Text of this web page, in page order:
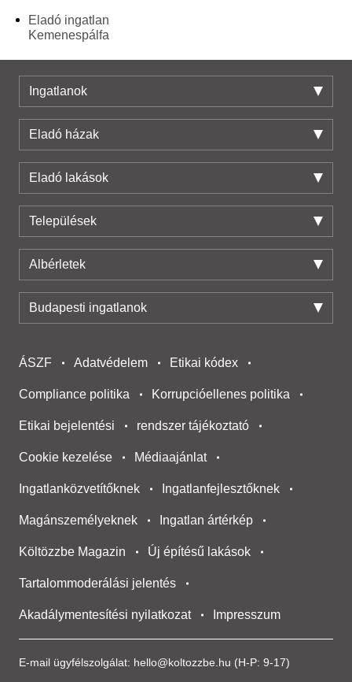
Eladó ingatlan
Kemenespálfa
Ingatlanok
Eladó házak
Eladó lakások
Települések
Albérletek
Budapesti ingatlanok
E-mail ügyfélszolgálat: hello@koltozzbe.hu (H-P: 9-17)
ÁSZF Adatvédelem Etikai kódex
Compliance politika Korrupcióellenes politika
Etikai bejelentési rendszer tájékoztató
Cookie kezelése Médiaajánlat
Ingatlanközvetítőknek Ingatlanfejlesztőknek
Magánszemélyeknek Ingatlan ártérkép
Költözzbe Magazin Új építésű lakások
Tartalommoderálási jelentés
Akadálymentesítési nyilatkozat Impresszum